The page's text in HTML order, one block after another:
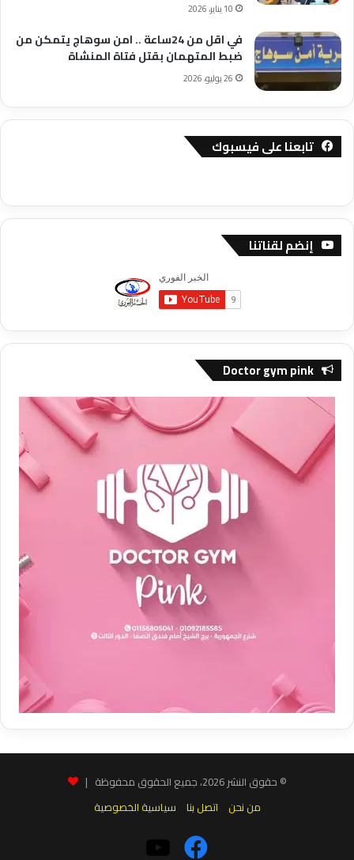
10 يناير، 2026
في اقل من 24ساعة .. امن سوهاج يتمكن من
ضبط المتهمان بقتل فتاة المنشاة
26 يوليو، 2026
تابعنا على فيسبوك
إنضم لقناتنا
Doctor gym pink
© حقوق النشر 2026، جميع الحقوق محفوظة |
من نحن
اتصل بنا سياسية الخصوصية
فيسبوك